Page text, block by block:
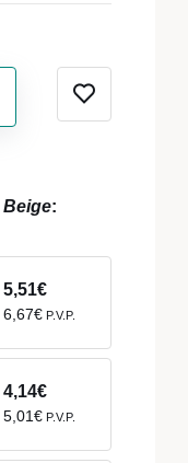
Beige:
5,51€
6,67€ P.V.P.
4,14€
5,01€ P.V.P.